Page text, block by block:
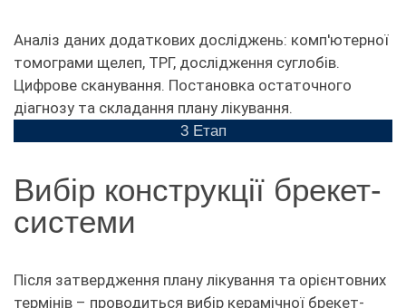
Аналіз даних додаткових досліджень: комп'ютерної
томограми щелеп, ТРГ, дослідження суглобів.
Цифрове сканування. Постановка остаточного
діагнозу та складання плану лікування.
3 Етап
Вибір конструкції брекет-
системи
Після затвердження плану лікування та орієнтовних
термінів – проводиться вибір керамічної брекет-